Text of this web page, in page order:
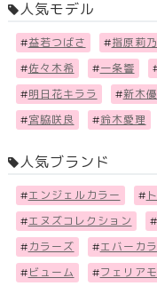
人気モデル
#益若つばさ #指原莉乃
#佐々木希 #一条響
#明日花キララ #新木
#宮脇咲良 #鈴木愛理
人気ブランド
#エンジェルカラー #
#エヌズコレクション #
# カラーズ #エバーカ
# ビューム #フェリアモ